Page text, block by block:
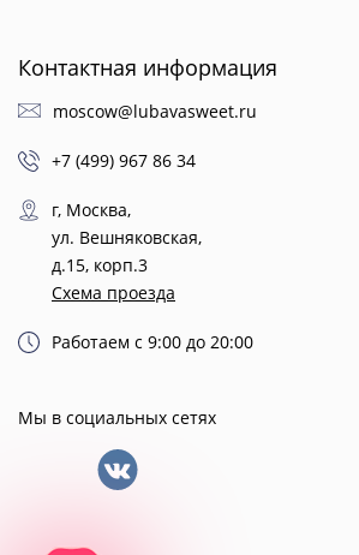
Контактная информация
moscow@lubavasweet.ru
+7 (499) 967 86 34
г, Москва,
ул. Вешняковская,
д.15, корп.3
Схема проезда
Работаем с 9:00 до 20:00
Мы в социальных сетях